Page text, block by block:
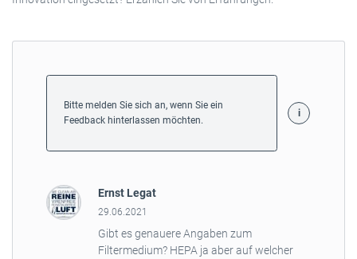
Bitte melden Sie sich an, wenn Sie ein
Feedback hinterlassen möchten.
Ernst Legat
29.06.2021
Gibt es genauere Angaben zum
Filtermedium? HEPA ja aber auf welcher